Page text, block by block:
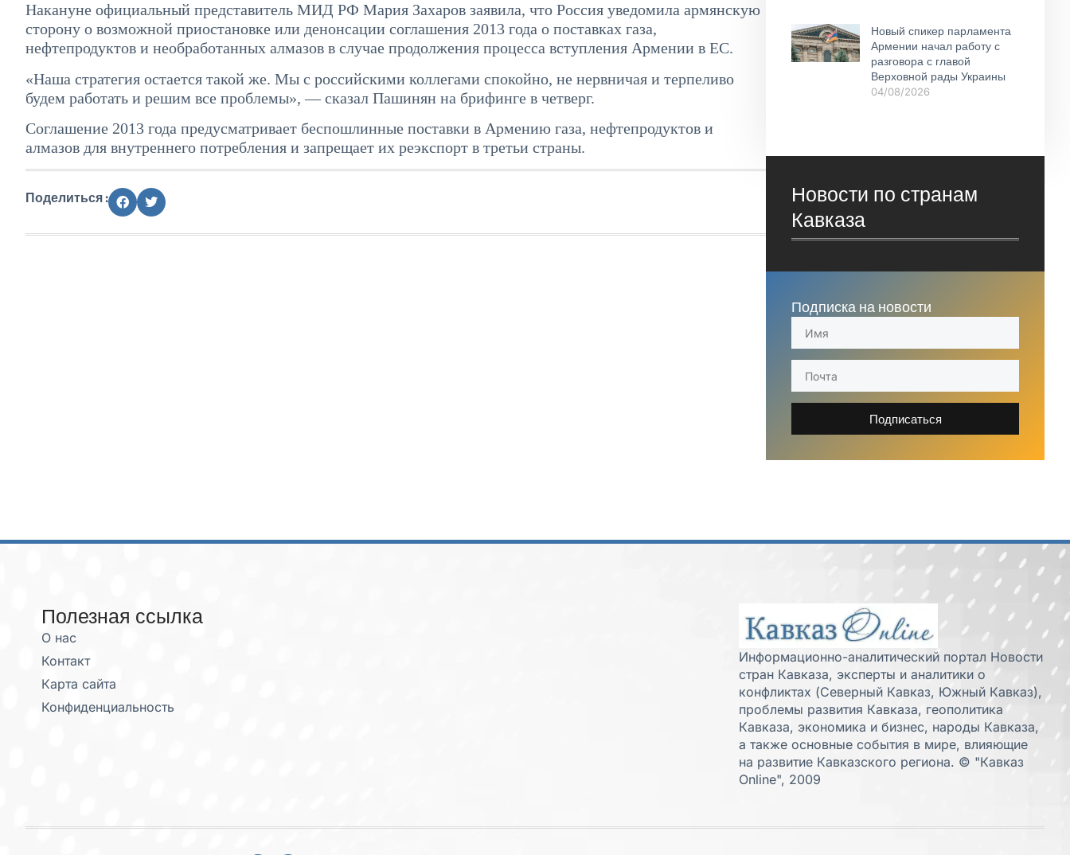
Накануне официальный представитель МИД РФ Мария Захаров заявила, что Россия уведомила армянскую
сторону о возможной приостановке или денонсации соглашения 2013 года о поставках газа,
нефтепродуктов и необработанных алмазов в случае продолжения процесса вступления Армении в ЕС.
«Наша стратегия остается такой же. Мы с российскими коллегами спокойно, не нервничая и терпеливо
будем работать и решим все проблемы», — сказал Пашинян на брифинге в четверг.
Соглашение 2013 года предусматривает беспошлинные поставки в Армению газа, нефтепродуктов и
алмазов для внутреннего потребления и запрещает их реэкспорт в третьи страны.
Поделиться :
Новый спикер парламента
Армении начал работу с
разговора с главой
Верховной рады Украины
04/08/2026
Новости по странам
Кавказа
Подписка на новости
Подписаться
Полезная ссылка
О нас
Контакт
Карта сайта
Конфиденциальность
Информационно-аналитический портал Новости
стран Кавказа, эксперты и аналитики о
конфликтах (Северный Кавказ, Южный Кавказ),
проблемы развития Кавказа, геополитика
Кавказа, экономика и бизнес, народы Кавказа,
а также основные события в мире, влияющие
на развитие Кавказского региона. © "Кавказ
Online", 2009